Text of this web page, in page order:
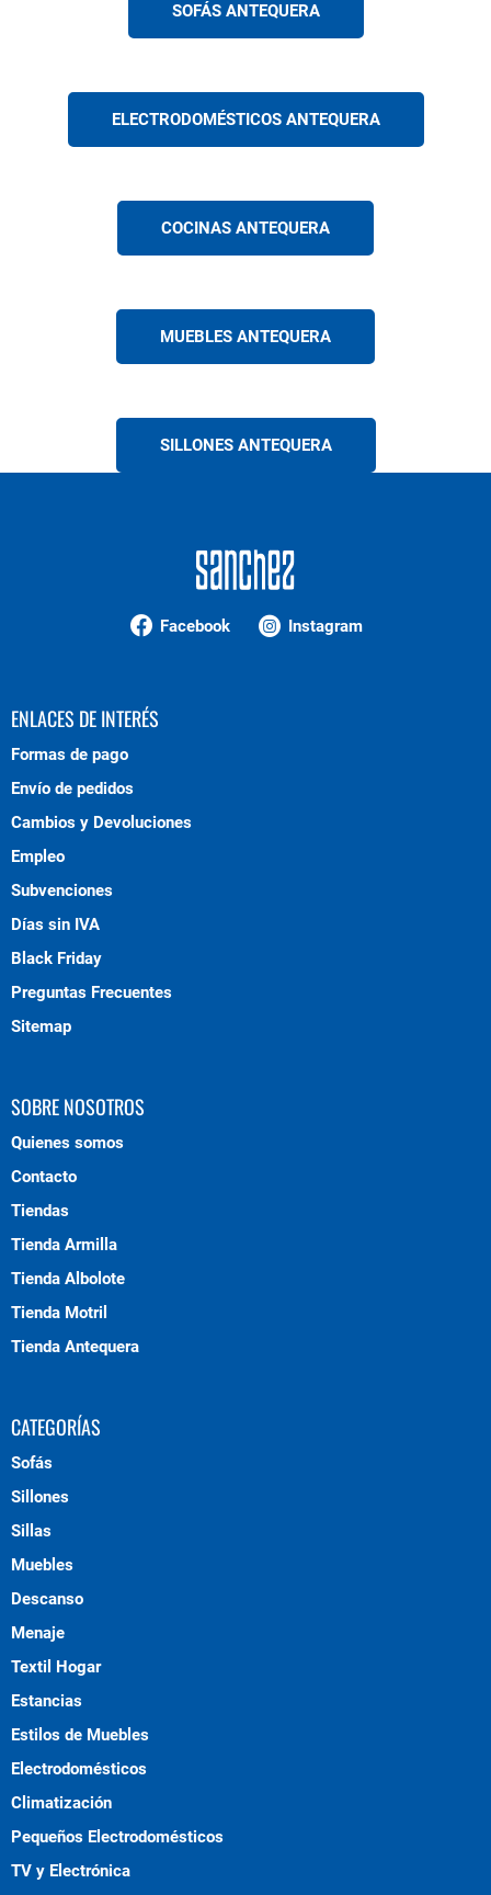
SOFÁS ANTEQUERA
ELECTRODOMÉSTICOS ANTEQUERA
COCINAS ANTEQUERA
MUEBLES ANTEQUERA
SILLONES ANTEQUERA
Facebook Instagram
ENLACES DE INTERÉS
Formas de pago
Envío de pedidos
Cambios y Devoluciones
Empleo
Subvenciones
Días sin IVA
Black Friday
Preguntas Frecuentes
Sitemap
SOBRE NOSOTROS
Quienes somos
Contacto
Tiendas
Tienda Armilla
Tienda Albolote
Tienda Motril
Tienda Antequera
CATEGORÍAS
Sofás
Sillones
Sillas
Muebles
Descanso
Menaje
Textil Hogar
Estancias
Estilos de Muebles
Electrodomésticos
Climatización
Pequeños Electrodomésticos
TV y Electrónica